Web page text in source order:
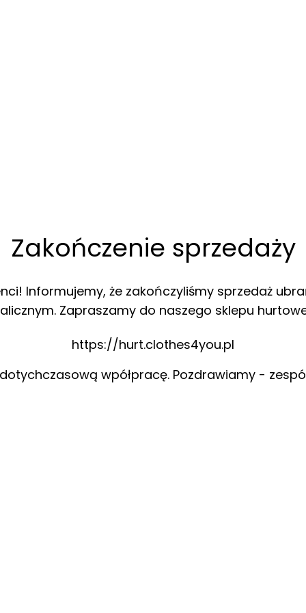
Zakończenie sprzedaży
Informujemy, że zakończyliśmy sprzedaż
Zapraszamy do naszego sklepu
https://hurt.clothes4you.pl
wpółpracę. Pozdrawiamy -